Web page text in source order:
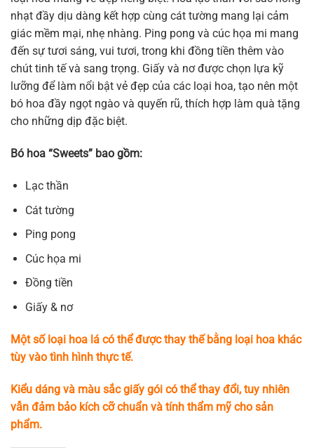
481.950 ₫.là:
413.700 ₫.
nhạt đầy dịu dàng kết hợp cùng cát tường mang lại cảm
giác mềm mại, nhẹ nhàng. Ping pong và cúc họa mi mang
đến sự tươi sáng, vui tươi, trong khi đồng tiền thêm vào
chút tinh tế và sang trọng. Giấy và nơ được chọn lựa kỹ
lưỡng để làm nổi bật vẻ đẹp của các loại hoa, tạo nên một
bó hoa đầy ngọt ngào và quyến rũ, thích hợp làm quà tặng
cho những dịp đặc biệt.
Bó hoa “Sweets” bao gồm:
Lạc thần
Cát tường
Ping pong
Cúc họa mi
Đồng tiền
Giấy & nơ
Một số loại hoa lá có thể được thay thế bằng loại hoa khác
tùy vào tình hình thực tế.
Kiểu dáng và màu sắc giấy gói có thể thay đổi, tuy nhiên
vẫn đảm bảo kích cỡ chuẩn và tính thẩm mỹ cho sản
phẩm.